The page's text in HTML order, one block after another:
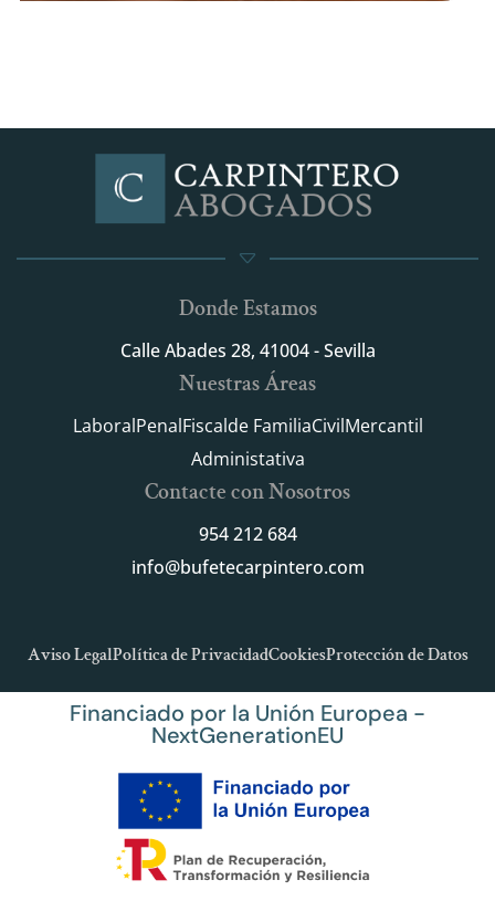
Donde Estamos
Calle Abades 28, 41004 - Sevilla
Nuestras Áreas
LaboralPenalFiscalde FamiliaCivilMercantil
Administativa
Contacte con Nosotros
954 212 684
info@bufetecarpintero.com
Aviso LegalPolítica de PrivacidadCookiesProtección de Datos
Financiado por la Unión Europea -
NextGenerationEU